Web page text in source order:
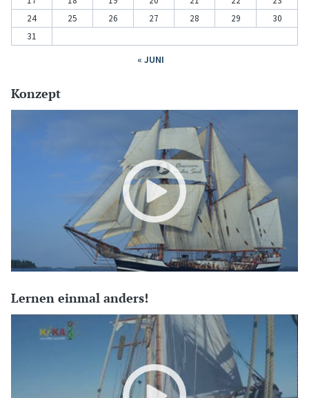
24
25 26 27 28 29
30
31
« JUNI
Konzept
Lernen einmal anders!